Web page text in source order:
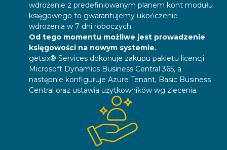
wdrożenie z predefiniowanym planem kont modułu
księgowego to gwarantujemy ukończenie
wdrożenia w 7 dni roboczych.
Od tego momentu możliwe jest prowadzenie
księgowości na nowym systemie.
getsix® Services dokonuje zakupu pakietu licencji
Microsoft Dynamics Business Central 365, a
następnie konfiguruje Azure Tenant, Basic Business
Central oraz ustawia użytkowników wg zlecenia.